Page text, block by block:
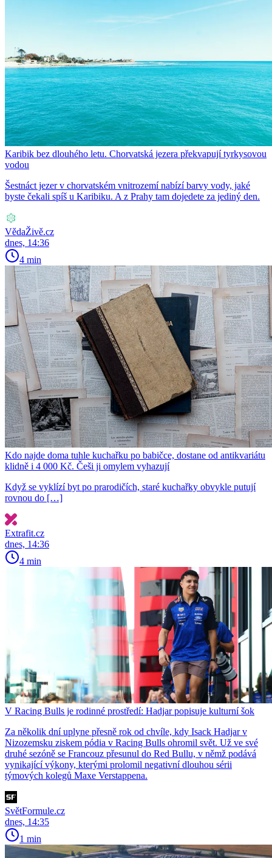
Karibik bez dlouhého letu. Chorvatská jezera překvapují tyrkysovou
vodou
Šestnáct jezer v chorvatském vnitrozemí nabízí barvy vody, jaké
byste čekali spíš u Karibiku. A z Prahy tam dojedete za jediný den.
VědaŽivě.cz
dnes, 14:36
4 min
Kdo najde doma tuhle kuchařku po babičce, dostane od antikvariátu
klidně i 4 000 Kč. Češi ji omylem vyhazují
Když se vyklízí byt po prarodičích, staré kuchařky obvykle putují
rovnou do […]
Extrafit.cz
dnes, 14:36
4 min
V Racing Bulls je rodinné prostředí: Hadjar popisuje kulturní šok
Za několik dní uplyne přesně rok od chvíle, kdy Isack Hadjar v
Nizozemsku ziskem pódia v Racing Bulls ohromil svět. Už ve své
druhé sezóně se Francouz přesunul do Red Bullu, v němž podává
vynikající výkony, kterými prolomil negativní dlouhou sérii
týmových kolegů Maxe Verstappena.
SvětFormule.cz
dnes, 14:35
1 min